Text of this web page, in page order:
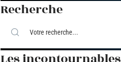
Recherche